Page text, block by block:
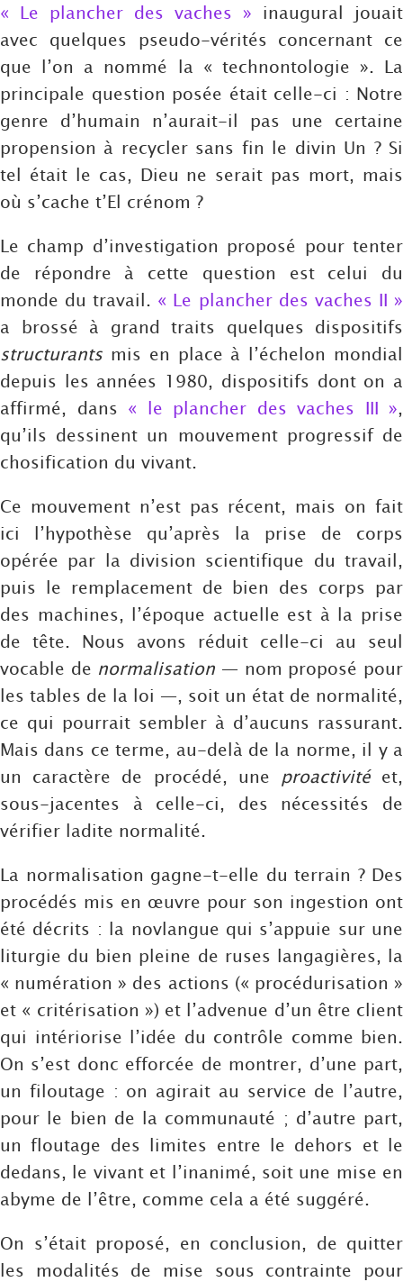
« Le plancher des vaches » inaugural jouait
avec quelques pseudo-vérités concernant ce
que l’on a nommé la « technontologie ». La
principale question posée était celle-ci : Notre
genre d’humain n’aurait-il pas une certaine
propension à recycler sans fin le divin Un ? Si
tel était le cas, Dieu ne serait pas mort, mais
où s’cache t’El crénom ?
Le champ d’investigation proposé pour tenter
de répondre à cette question est celui du
monde du travail. « Le plancher des vaches II »
a brossé à grand traits quelques dispositifs
structurants mis en place à l’échelon mondial
depuis les années 1980, dispositifs dont on a
affirmé, dans « le plancher des vaches III »,
qu’ils dessinent un mouvement progressif de
chosification du vivant.
Ce mouvement n’est pas récent, mais on fait
ici l’hypothèse qu’après la prise de corps
opérée par la division scientifique du travail,
puis le remplacement de bien des corps par
des machines, l’époque actuelle est à la prise
de tête. Nous avons réduit celle-ci au seul
vocable de normalisation — nom proposé pour
les tables de la loi —, soit un état de normalité,
ce qui pourrait sembler à d’aucuns rassurant.
Mais dans ce terme, au-delà de la norme, il y a
un caractère de procédé, une proactivitéet,
sous-jacentes à celle-ci, des nécessités de
vérifier ladite normalité.
La normalisation gagne-t-elle du terrain ? Des
procédés mis en œuvre pour son ingestion ont
été décrits : la novlangue qui s’appuie sur une
liturgie du bien pleine de ruses langagières, la
« numération » des actions (« procédurisation »
et « critérisation ») et l’advenue d’un être client
qui intériorise l’idée du contrôle comme bien.
On s’est donc efforcée de montrer, d’une part,
un filoutage : on agirait au service de l’autre,
pour le bien de la communauté ; d’autre part,
un floutage des limites entre le dehors et le
dedans, le vivant et l’inanimé, soit une mise en
abyme de l’être, comme cela a été suggéré.
On s’était proposé, en conclusion, de quitter
les modalités de mise sous contrainte pour